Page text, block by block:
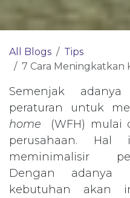
All Blogs
Tips
7 Cara Meningkatkan
Semenjak adanya
peraturan untuk
home
(WFH) mulai
perusahaan.
meminimalisir
Dengan adanya
kebutuhan akan